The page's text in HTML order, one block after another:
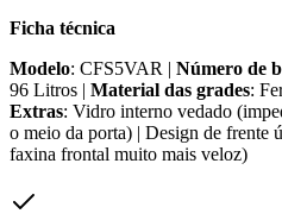
Ficha técnica
Modelo: CFS5VAR | Número de
96 Litros | Material das grades:
Extras: Vidro interno vedado
o meio da porta) | Design de frente
faxina frontal muito mais veloz)